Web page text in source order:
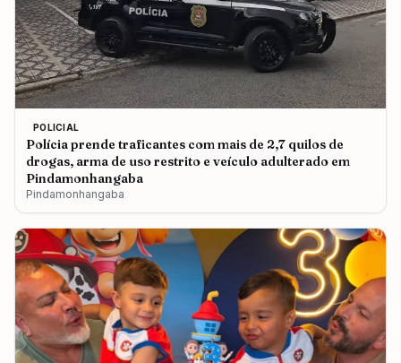
POLICIAL
Polícia prende traficantes com mais de 2,7 quilos de
drogas, arma de uso restrito e veículo adulterado em
Pindamonhangaba
Pindamonhangaba